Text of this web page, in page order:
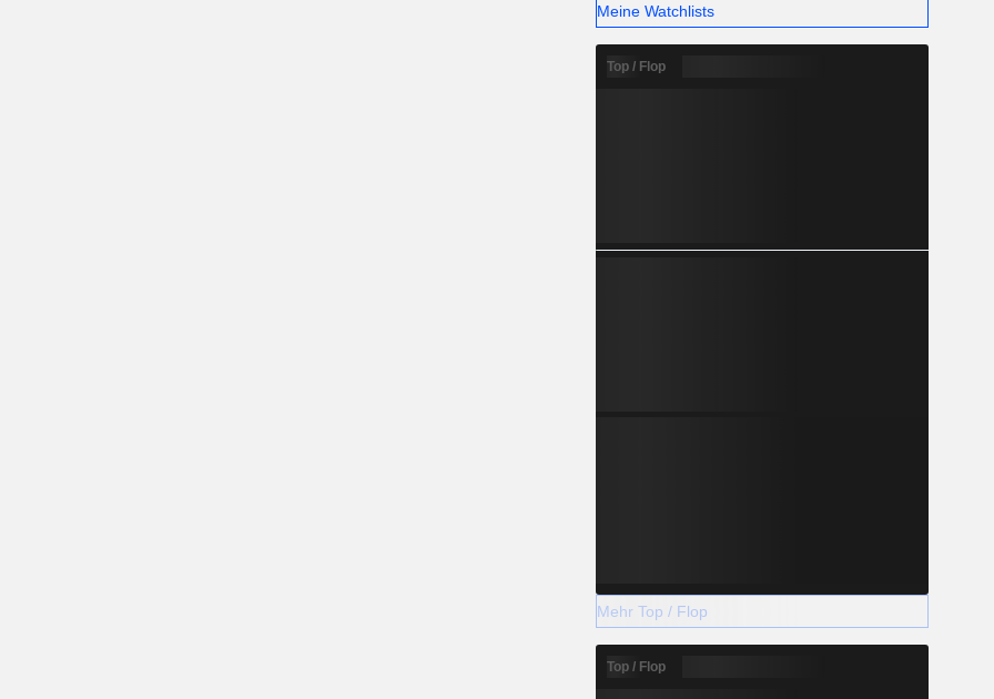
Meine Watchlists
Top / Flop
Mehr Top / Flop
Top / Flop